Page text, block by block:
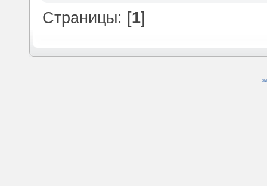
Страницы: [1]